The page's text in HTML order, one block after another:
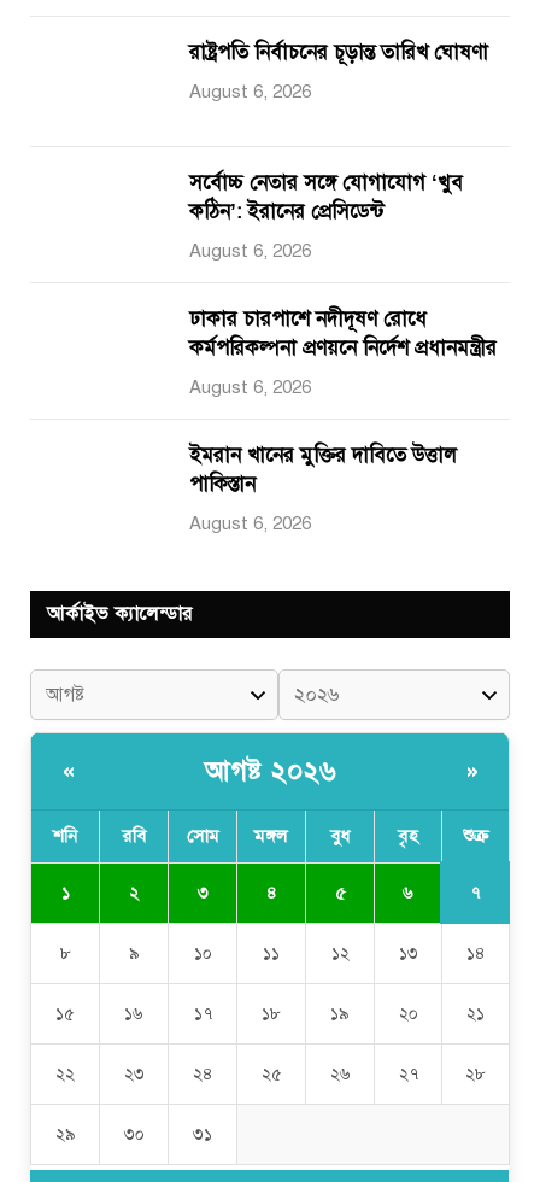
রাষ্ট্রপতি নির্বাচনের চূড়ান্ত তারিখ ঘোষণা
August 6, 2026
সর্বোচ্চ নেতার সঙ্গে যোগাযোগ ‘খুব
কঠিন’: ইরানের প্রেসিডেন্ট
August 6, 2026
ঢাকার চারপাশে নদীদূষণ রোধে
কর্মপরিকল্পনা প্রণয়নে নির্দেশ প্রধানমন্ত্রীর
August 6, 2026
ইমরান খানের মুক্তির দাবিতে উত্তাল
পাকিস্তান
August 6, 2026
আর্কাইভ ক্যালেন্ডার
« আগষ্ট ২০২৬ »
শনি রবি সোম মঙ্গল বুধ বৃহ শুক্র
১ ২ ৩ ৪ ৫ ৬ ৭
৮ ৯ ১০ ১১ ১২ ১৩ ১৪
১৫ ১৬ ১৭ ১৮ ১৯ ২০ ২১
২২ ২৩ ২৪ ২৫ ২৬ ২৭ ২৮
২৯ ৩০ ৩১